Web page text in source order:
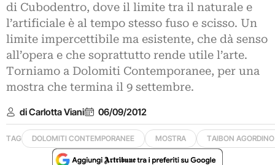
di Cubodentro, dove il limite tra il naturale e
l’artificiale è al tempo stesso fuso e scisso. Un
limite impercettibile ma esistente, che dà senso
all’opera e che soprattutto rende utile l’arte.
Torniamo a Dolomiti Contemporanee, per una
mostra che termina il 9 settembre.
di Carlotta Viani 06/09/2012
TAG DOLOMITI CONTEMPORANEE MOSTRA TAIBON AGORDINO